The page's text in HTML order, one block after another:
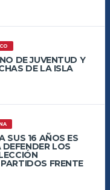
DE JUVENTUD Y
DE LA ISLA
SUS 16 AÑOS ES
LOS
FRENTE